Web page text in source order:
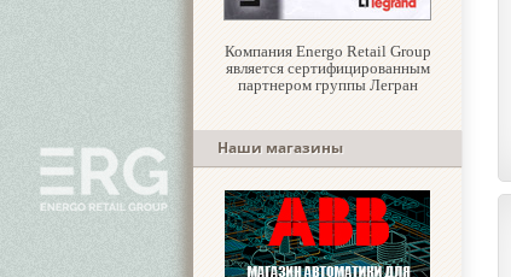
Компания Energo Retail Group
является сертифицированным
партнером группы Легран
Наши магазины